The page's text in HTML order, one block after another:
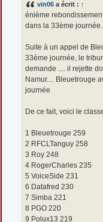
vin06 a écrit : ↑
énième
dans la 33ème
Suite à un appel de
33ème journée, le
demande .... il rejette
Namur.... Bleuetrouge
journée
De ce fait, voici le
1 Bleuetrouge 259
2 RFCLTanguy 258
3 Roy 248
4 RogerCharles 235
5 VoiceSide 231
6 Datafred 230
7 Simba 221
8 PGO 220
9 Polux13 219